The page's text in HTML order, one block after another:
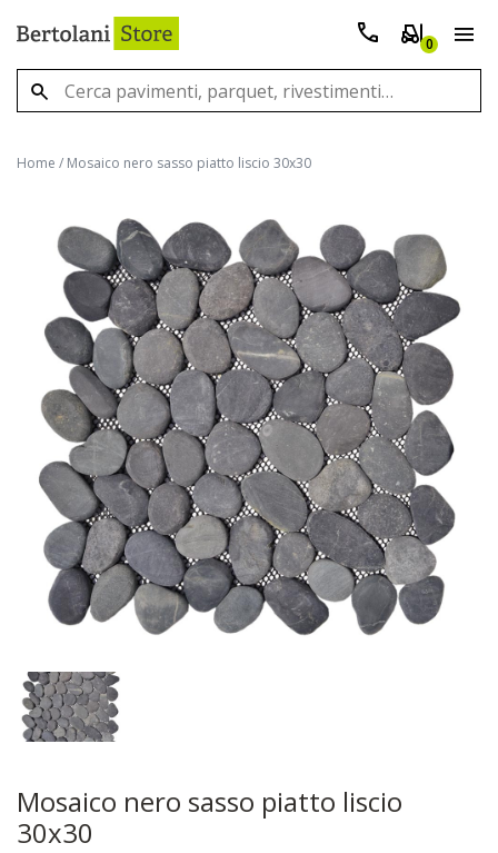
0
Home / Mosaico nero sasso piatto liscio 30x30
Mosaico nero sasso piatto liscio
30x30